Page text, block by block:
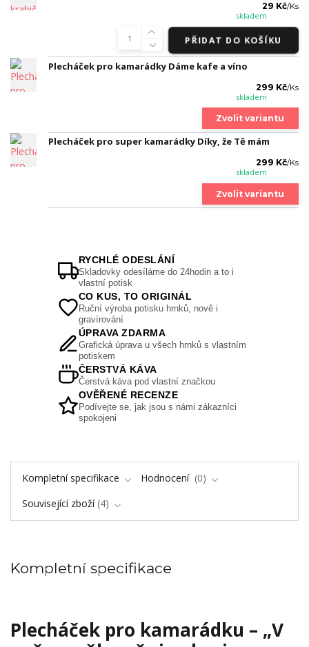
29 Kč/Ks
skladem
PŘIDAT DO KOŠÍKU
Plecháček pro kamarádky Dáme kafe a víno
299 Kč/Ks
skladem
Zvolit variantu
Plecháček pro super kamarádky Díky, že Tě mám
299 Kč/Ks
skladem
Zvolit variantu
RYCHLÉ ODESLÁNÍ
Skladovky odesíláme do 24hodin a to i
vlastní potisk
CO KUS, TO ORIGINÁL
Ruční výroba potisku hrnků, nově i
gravírování
ÚPRAVA ZDARMA
Grafická úprava u všech hrnků s vlastním
potiskem
ČERSTVÁ KÁVA
Čerstvá káva pod vlastní značkou
OVĚŘENÉ RECENZE
Podívejte se, jak jsou s námi zákazníci
spokojeni
Kompletní specifikace Hodnocení
0
Související zboží 4
Kompletní specifikace
Plecháček pro kamarádku – „V